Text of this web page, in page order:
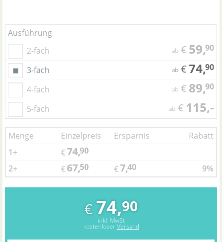
Ausführung
2-fach
ab € 59,90
3-fach ab €74,90
4-fach ab € 89,90
5-fach ab € 115,-
Menge Einzelpreis Ersparnis
Rabatt
1+
€74,90
2+
€67,50 €7,40 9%
€ 74,90
inkl. MwSt
kostenloserVersand